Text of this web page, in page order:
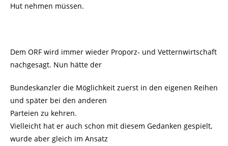
Hut nehmen müssen.
Dem ORF wird immer wieder Proporz- und Vetternwirtschaft
nachgesagt. Nun hätte der
Bundeskanzler die Möglichkeit zuerst in den eigenen Reihen
und später bei den anderen
Parteien zu kehren.
Vielleicht hat er auch schon mit diesem Gedanken gespielt,
wurde aber gleich im Ansatz